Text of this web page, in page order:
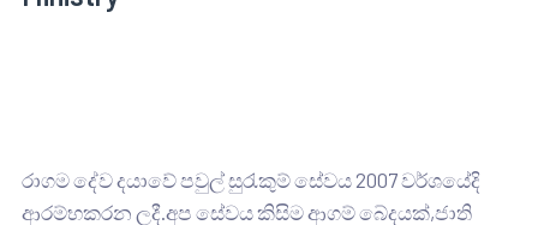
රාගම දේව දයාවේ පවුල් සුරැකුම් සේවය 2007 වර්ශයේදි
ආරම්භකරන ලදී.අප සේවය කිසිම ආගම් බේදයක්,ජාති